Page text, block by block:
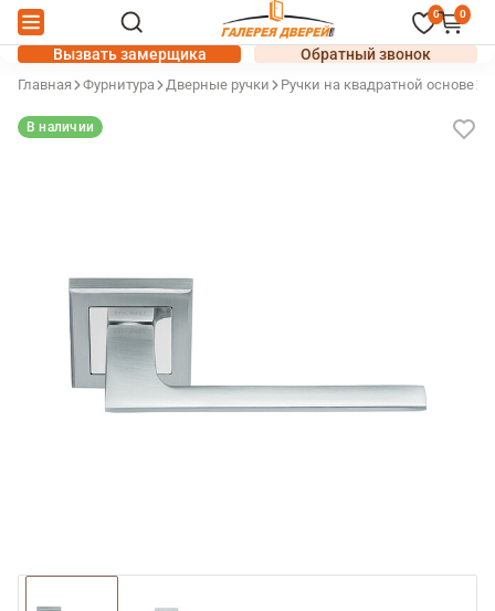
0 0
Вызвать замерщика Обратный звонок
Главная Фурнитура Дверные ручки Ручки на квадратной основе
В наличии